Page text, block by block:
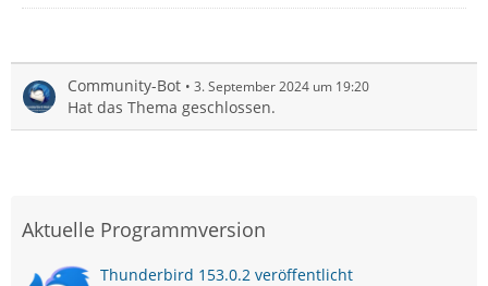
Community-Bot 3. September 2024 um 19:20
Hat das Thema geschlossen.
Aktuelle Programmversion
Thunderbird 153.0.2 veröffentlicht